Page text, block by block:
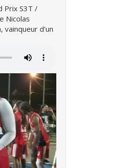
Prix S3T /
Nicolas
vainqueur d'un